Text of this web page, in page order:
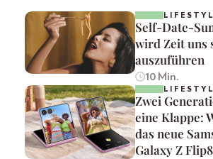
Self-Date-
wird Zeit uns
auszuführen
10 Min.
Zwei
eine Klappe:
das neue
Galaxy Z Flip8